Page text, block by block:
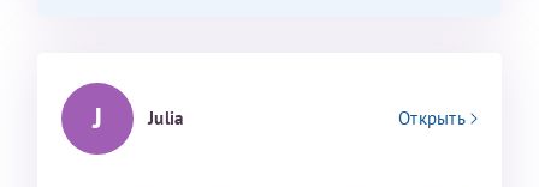
J Julia Открыть